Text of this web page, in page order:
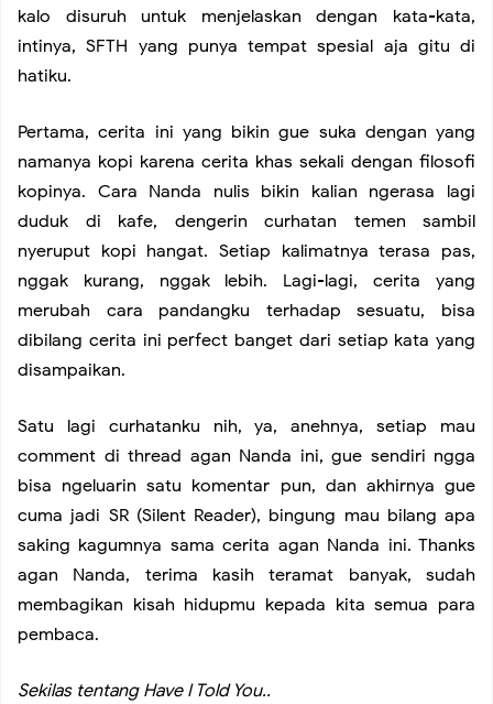
kalo disuruh untuk menjelaskan dengan kata-kata,
intinya, SFTH yang punya tempat spesial aja gitu di
hatiku.
Pertama, cerita ini yang bikin gue suka dengan yang
namanya kopi karena cerita khas sekali dengan filosofi
kopinya. Cara Nanda nulis bikin kalian ngerasa lagi
duduk di kafe, dengerin curhatan temen sambil
nyeruput kopi hangat. Setiap kalimatnya terasa pas,
nggak kurang, nggak lebih. Lagi-lagi, cerita yang
merubah cara pandangku terhadap sesuatu, bisa
dibilang cerita ini perfect banget dari setiap kata yang
disampaikan.
Satu lagi curhatanku nih, ya, anehnya, setiap mau
comment di thread agan Nanda ini, gue sendiri ngga
bisa ngeluarin satu komentar pun, dan akhirnya gue
cuma jadi SR (Silent Reader), bingung mau bilang apa
saking kagumnya sama cerita agan Nanda ini. Thanks
agan Nanda, terima kasih teramat banyak, sudah
membagikan kisah hidupmu kepada kita semua para
pembaca.
Sekilas tentang Have I Told You..